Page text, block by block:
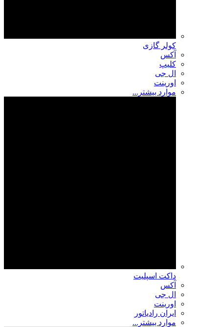
کولر گازی
آکس
کلیپ
ال جی
اورینت
موارد بیشتر...
داکت اسپلیت
آکس
ال جی
اورینت
ایران رادیاتور
موارد بیشتر...